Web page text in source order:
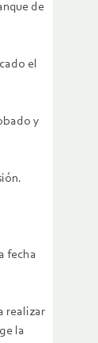
de
el
y
fecha
realizar
la